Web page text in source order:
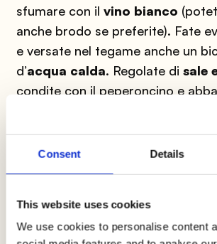
Consent Details
This website uses cookies
We use cookies to personalise content
sfumare con il vino bianco
anche brodo se preferite). Fate
e versate nel tegame anche un
d’acqua calda. Regolate di sale
condite con il peperoncino e
per circa un’ora e mezza a fuoco
tantoricordandovi di girare il